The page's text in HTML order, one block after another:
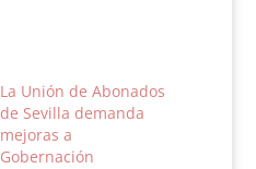
La Unión de Abonados
de Sevilla demanda
mejoras a
Gobernación